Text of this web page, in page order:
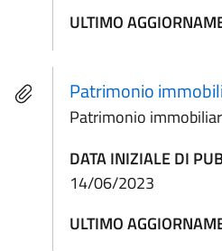
ULTIMO
Patrimonio
Patrimonio
DATA INIZIALE DI
14/06/2023
ULTIMO